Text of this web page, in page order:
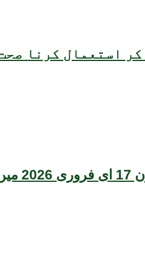
استعمال کرنا